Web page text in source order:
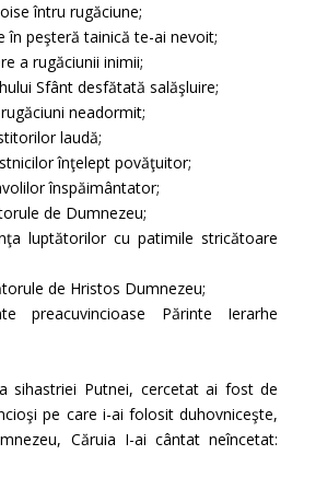
întru rugăciune;
în peşteră tainică te-ai nevoit;
a rugăciunii inimii;
Sfânt desfătată salăşluire;
neadormit;
laudă;
înţelept povăţuitor;
înspăimântator;
de Dumnezeu;
luptătorilor cu patimile stricătoare
de Hristos Dumnezeu;
preacuvincioase Părinte Ierarhe
sihastriei Putnei, cercetat ai fost de
pe care i-ai folosit duhovniceşte,
Căruia I-ai cântat neîncetat: